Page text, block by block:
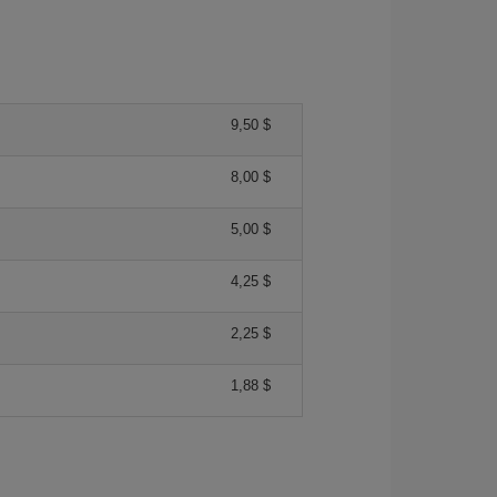
9,50 $
8,00 $
5,00 $
4,25 $
2,25 $
1,88 $